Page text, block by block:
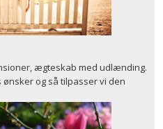
ægteskab med udlænding.
og så tilpasser vi den